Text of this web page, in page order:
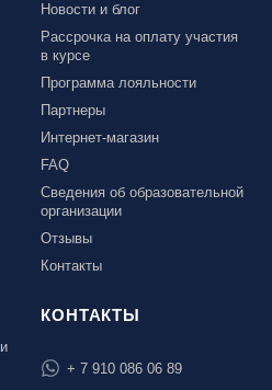
Новости и блог
Рассрочка на оплату участия
в курсе
Программа лояльности
Партнеры
Интернет-магазин
FAQ
Сведения об образовательной
организации
Отзывы
Контакты
КОНТАКТЫ
+ 7 910 086 06 89